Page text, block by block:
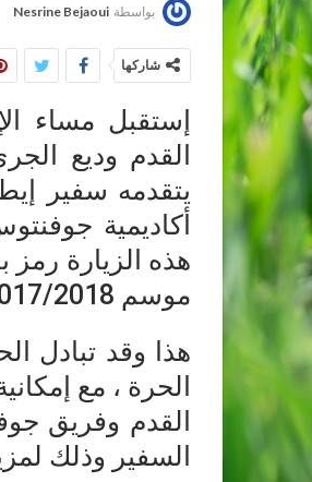
بواسطة Nesrine Bejaoui
شاركها
القدم وديع
يتقدمه سفير
أكاديمية
هذه الزيارة
موسم 2017/2018 .
هذا وقد تبادل
الحرة ، مع
القدم وفريق
السفير وذلك